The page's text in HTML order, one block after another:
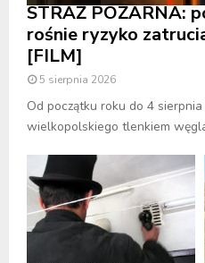
STRAŻ POŻARNA:
rośnie ryzyko
[FILM]
5 sierpnia 2026
Od początku roku do 4
wielkopolskiego tlenkiem